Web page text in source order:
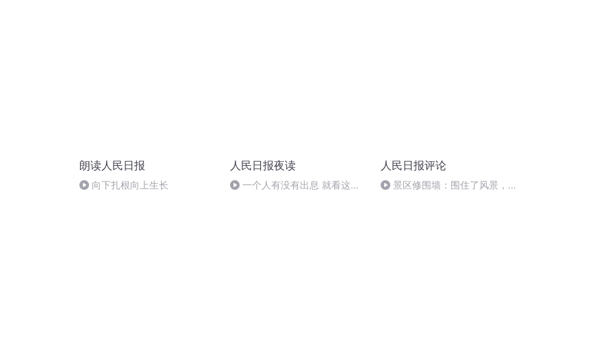
朗读人民日报
向下扎根向上生长
人民日报夜读
一个人有没有出息 就看这一
人民日报评论
景区修围墙：围住了风景，也